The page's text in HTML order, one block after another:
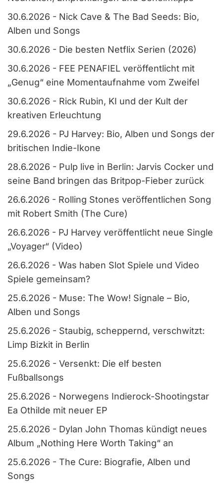
30.6.2026 - Nick Cave & The Bad Seeds: Bio,
Alben und Songs
30.6.2026 - Die besten Netflix Serien (2026)
30.6.2026 - FEE PENAFIEL veröffentlicht mit
„Genug“ eine Momentaufnahme vom Zweifel
30.6.2026 - Rick Rubin, KI und der Kult der
kreativen Erleuchtung
29.6.2026 - PJ Harvey: Bio, Alben und Songs der
britischen Indie-Ikone
28.6.2026 - Pulp live in Berlin: Jarvis Cocker und
seine Band bringen das Britpop-Fieber zurück
26.6.2026 - Rolling Stones veröffentlichen Song
mit Robert Smith (The Cure)
26.6.2026 - PJ Harvey veröffentlicht neue Single
„Voyager“ (Video)
26.6.2026 - Was haben Slot Spiele und Video
Spiele gemeinsam?
25.6.2026 - Muse: The Wow! Signale – Bio,
Alben und Songs
25.6.2026 - Staubig, scheppernd, verschwitzt:
Limp Bizkit in Berlin
25.6.2026 - Versenkt: Die elf besten
Fußballsongs
25.6.2026 - Norwegens Indierock-Shootingstar
Ea Othilde mit neuer EP
25.6.2026 - Dylan John Thomas kündigt neues
Album „Nothing Here Worth Taking“ an
25.6.2026 - The Cure: Biografie, Alben und
Songs